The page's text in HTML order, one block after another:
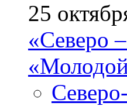
25
«Северо